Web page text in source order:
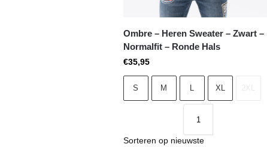
Ombre – Heren Sweater – Zwart –
Normalfit – Ronde Hals
€35,95
S M L XL